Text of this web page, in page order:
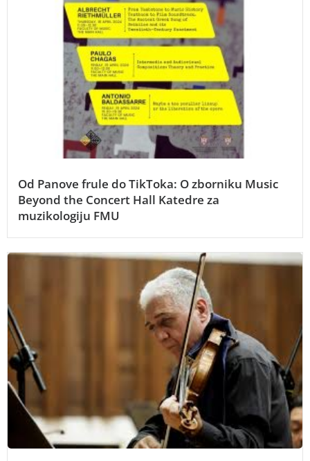
Od Panove frule do TikToka: O zborniku Music
Beyond the Concert Hall Katedre za
muzikologiju FMU